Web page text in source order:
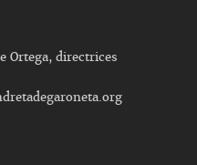
Ortega, directrices